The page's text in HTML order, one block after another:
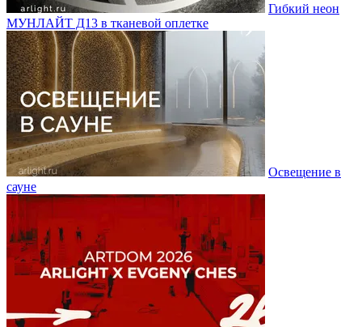
Гибкий неон
МУНЛАЙТ Д13 в тканевой оплетке
Освещение в
сауне